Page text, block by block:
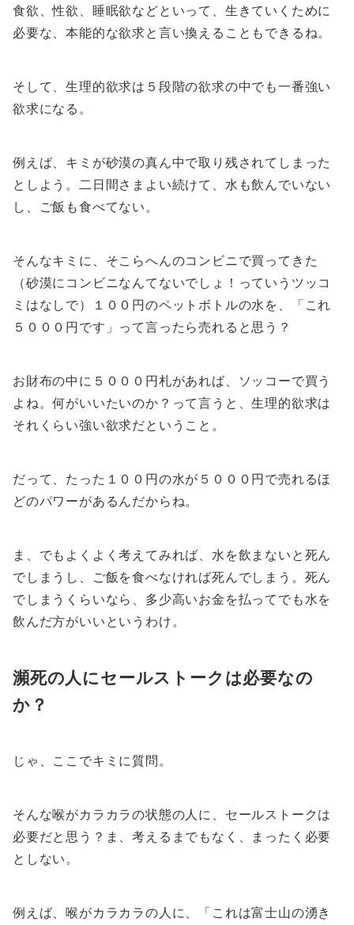
食欲、性欲、睡眠欲などといって、生きていくために
必要な、本能的な欲求と言い換えることもできるね。
そして、生理的欲求は５段階の欲求の中でも一番強い
欲求になる。
例えば、キミが砂漠の真ん中で取り残されてしまった
としよう。二日間さまよい続けて、水も飲んでいない
し、ご飯も食べてない。
そんなキミに、そこらへんのコンビニで買ってきた
（砂漠にコンビニなんてないでしょ！っていうツッコ
ミはなしで）１００円のペットボトルの水を、「これ
５０００円です」って言ったら売れると思う？
お財布の中に５０００円札があれば、ソッコーで買う
よね。何がいいたいのか？って言うと、生理的欲求は
それくらい強い欲求だということ。
だって、たった１００円の水が５０００円で売れるほ
どのパワーがあるんだからね。
ま、でもよくよく考えてみれば、水を飲まないと死ん
でしまうし、ご飯を食べなければ死んでしまう。死ん
でしまうくらいなら、多少高いお金を払ってでも水を
飲んだ方がいいというわけ。
瀕死の人にセールストークは必要なの
か？
じゃ、ここでキミに質問。
そんな喉がカラカラの状態の人に、セールストークは
必要だと思う？ま、考えるまでもなく、まったく必要
としない。
例えば、喉がカラカラの人に、「これは富士山の湧き